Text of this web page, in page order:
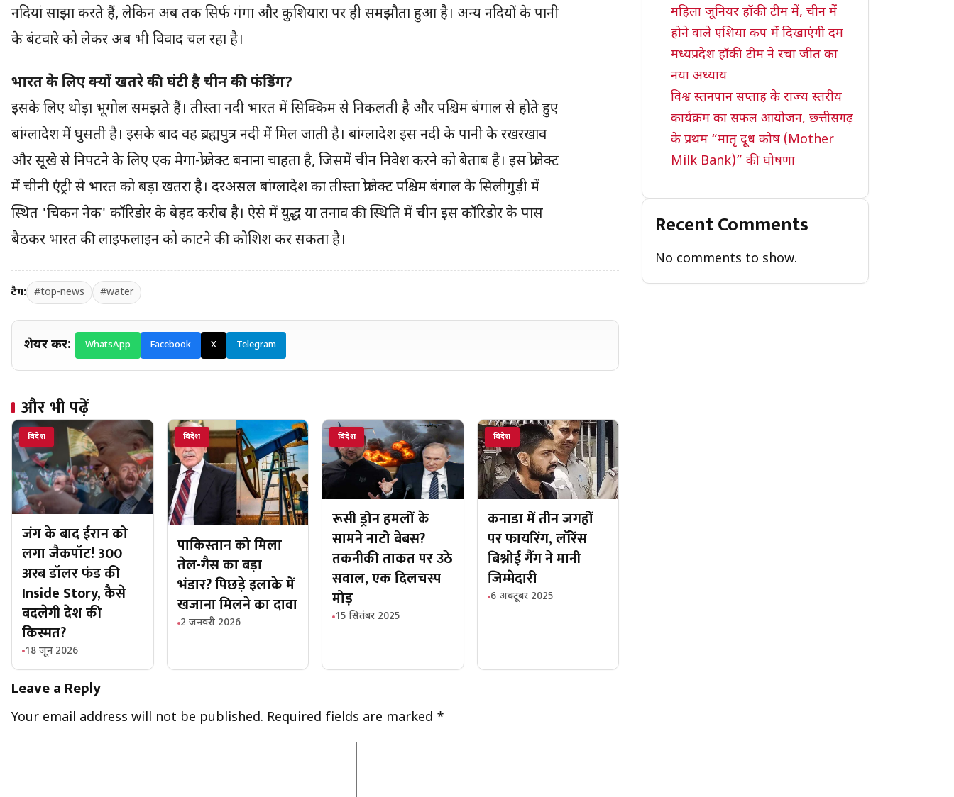
नदियां साझा करते हैं, लेकिन अब तक सिर्फ गंगा और कुशियारा पर ही समझौता हुआ है। अन्य नदियों के पानी
के बंटवारे को लेकर अब भी विवाद चल रहा है।
भारत के लिए क्यों खतरे की घंटी है चीन की फंडिंग?
इसके लिए थोड़ा भूगोल समझते हैं। तीस्ता नदी भारत में सिक्किम से निकलती है और पश्चिम बंगाल से होते हुए
बांग्लादेश में घुसती है। इसके बाद वह ब्रह्मपुत्र नदी में मिल जाती है। बांग्लादेश इस नदी के पानी के रखरखाव
और सूखे से निपटने के लिए एक मेगा-प्रोजेक्ट बनाना चाहता है, जिसमें चीन निवेश करने को बेताब है। इस प्रोजेक्ट
में चीनी एंट्री से भारत को बड़ा खतरा है। दरअसल बांग्लादेश का तीस्ता प्रोजेक्ट पश्चिम बंगाल के सिलीगुड़ी में
स्थित 'चिकन नेक' कॉरिडोर के बेहद करीब है। ऐसे में युद्ध या तनाव की स्थिति में चीन इस कॉरिडोर के पास
बैठकर भारत की लाइफलाइन को काटने की कोशिश कर सकता है।
टैग: #top-news #water
शेयर करें: WhatsApp Facebook X Telegram
और भी पढ़ें
विदेश
जंग के बाद ईरान को
लगा जैकपॉट! 300
अरब डॉलर फंड की
Inside Story, कैसे
बदलेगी देश की
किस्मत?
18 जून 2026
विदेश
पाकिस्तान को मिला
तेल-गैस का बड़ा
भंडार? पिछड़े इलाके में
खजाना मिलने का दावा
2 जनवरी 2026
विदेश
रूसी ड्रोन हमलों के
सामने नाटो बेबस?
तकनीकी ताकत पर उठे
सवाल, एक दिलचस्प
मोड़
15 सितंबर 2025
विदेश
कनाडा में तीन जगहों
पर फायरिंग, लॉरेंस
बिश्नोई गैंग ने मानी
जिम्मेदारी
6 अक्टूबर 2025
Leave a Reply
Your email address will not be published. Required fields are marked *
महिला जूनियर हॉकी टीम में, चीन में
होने वाले एशिया कप में दिखाएंगी दम
मध्यप्रदेश हॉकी टीम ने रचा जीत का
नया अध्याय
विश्व स्तनपान सप्ताह के राज्य स्तरीय
कार्यक्रम का सफल आयोजन, छत्तीसगढ़
के प्रथम “मातृ दूध कोष (Mother
Milk Bank)” की घोषणा
Recent Comments
No comments to show.